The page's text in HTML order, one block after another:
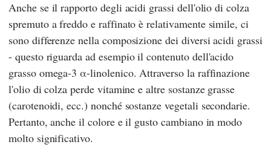
Anche se il rapporto degli acidi grassi dell'olio di colza
spremuto a freddo e raffinato è relativamente simile, ci
sono differenze nella composizione dei diversi acidi grassi
- questo riguarda ad esempio il contenuto dell'acido
grasso omega-3 α-linolenico. Attraverso la raffinazione
l'olio di colza perde vitamine e altre sostanze grasse
(carotenoidi, ecc.) nonché sostanze vegetali secondarie.
Pertanto, anche il colore e il gusto cambiano in modo
molto significativo.